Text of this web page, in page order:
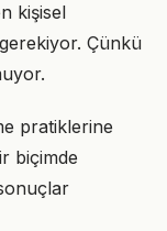
kişisel
Çünkü
pratiklerine
biçimde